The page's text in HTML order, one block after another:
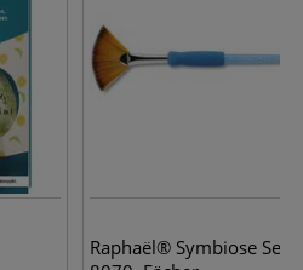
Raphaël® Symbiose Serie